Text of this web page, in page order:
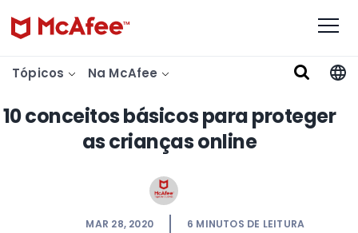
Tópicos Na McAfee
10 conceitos básicos para proteger
as crianças online
MAR 28, 2020 6 MINUTOS DE LEITURA